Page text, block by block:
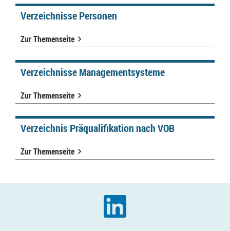
Verzeichnisse Personen
Zur Themenseite
Verzeichnisse Managementsysteme
Zur Themenseite
Verzeichnis Präqualifikation nach VOB
Zur Themenseite